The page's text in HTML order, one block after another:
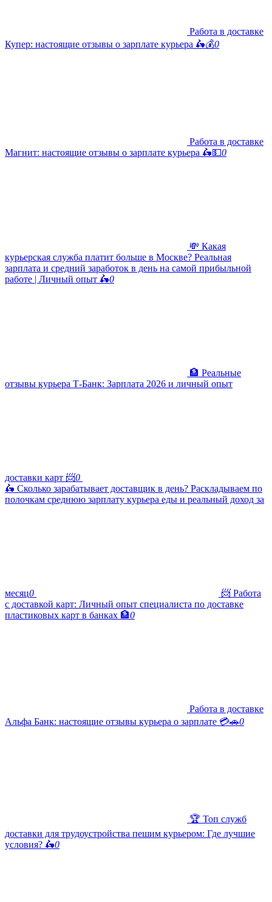
Работа в доставке
Купер: настоящие отзывы о зарплате курьера 🛵💰0
Работа в доставке
Магнит: настоящие отзывы о зарплате курьера 🛵💵0
💸 Какая
курьерская служба платит больше в Москве? Реальная
зарплата и средний заработок в день на самой прибыльной
работе | Личный опыт 🛵0
🏦 Реальные
отзывы курьера Т-Банк: Зарплата 2026 и личный опыт
доставки карт 📨0
🛵 Сколько зарабатывает доставщик в день? Раскладываем по
полочкам среднюю зарплату курьера еды и реальный доход за
месяц0
📨 Работа
с доставкой карт: Личный опыт специалиста по доставке
пластиковых карт в банках 🏦0
Работа в доставке
Альфа Банк: настоящие отзывы курьера о зарплате 💳🚗0
🏆 Топ служб
доставки для трудоустройства пешим курьером: Где лучшие
условия? 🛵0